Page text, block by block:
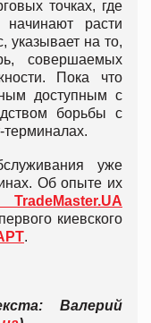
точках, где
расти
указывает на то,
совершаемых
Пока что
доступным с
борьбы с
уже
Об опыте их
TradeMaster.UA
киевского
.
Валерий